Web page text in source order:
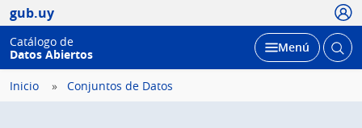
gub.uy
Catálogo de
Datos Abiertos
Desplegar
Menú Abrir
Inicio Conjuntos de Datos